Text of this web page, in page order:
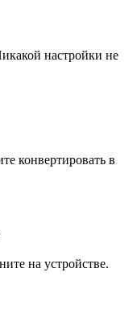
настройки не
конвертировать в
на устройстве.